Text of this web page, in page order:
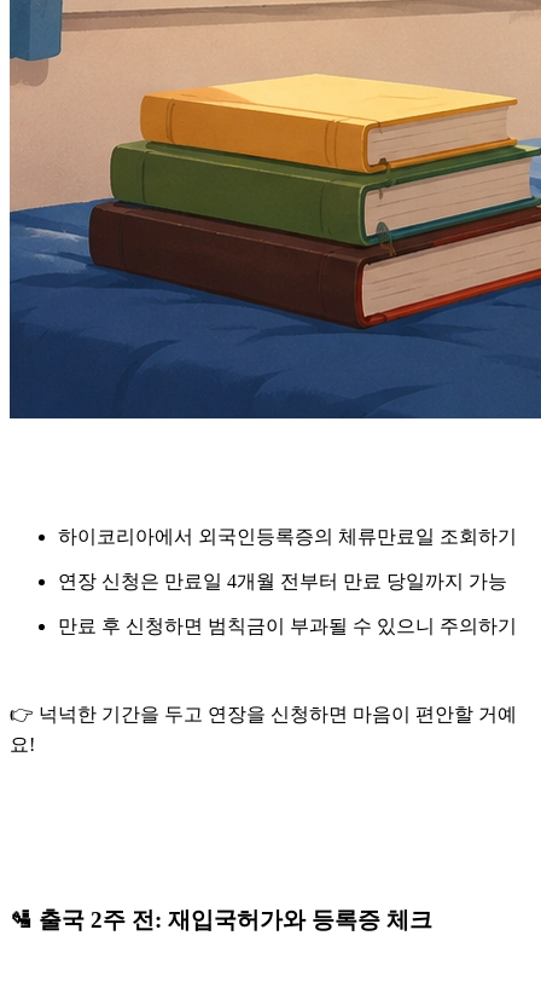
하이코리아에서 외국인등록증의 체류만료일 조회하기
연장 신청은 만료일 4개월 전부터 만료 당일까지 가능
만료 후 신청하면 범칙금이 부과될 수 있으니 주의하기
👉 넉넉한 기간을 두고 연장을 신청하면 마음이 편안할 거예
요!
🛂 출국 2주 전: 재입국허가와 등록증 체크